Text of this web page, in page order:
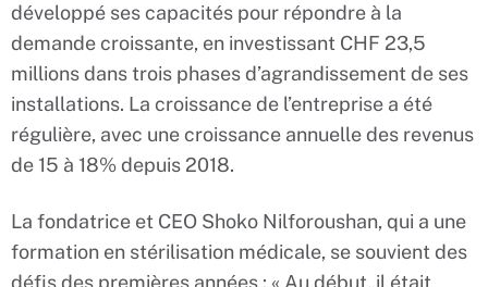
développé ses capacités pour répondre à la
demande croissante, en investissant CHF 23,5
millions dans trois phases d’agrandissement de ses
installations. La croissance de l’entreprise a été
régulière, avec une croissance annuelle des revenus
de 15 à 18% depuis 2018.
La fondatrice et CEO Shoko Nilforoushan, qui a une
formation en stérilisation médicale, se souvient des
défis des premières années : « Au début, il était